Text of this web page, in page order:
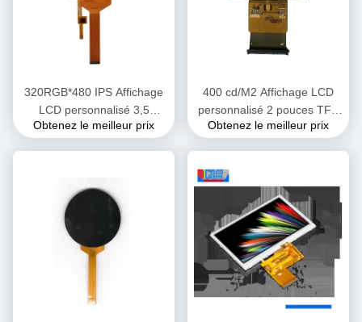
320RGB*480 IPS Affichage
LCD personnalisé 3,5
pouces 350cd/M2
Obtenez le meilleur prix
400 cd/M2 Affichage LCD
personnalisé 2 pouces TFT
SPI 240x320 SPI3/4
Obtenez le meilleur prix